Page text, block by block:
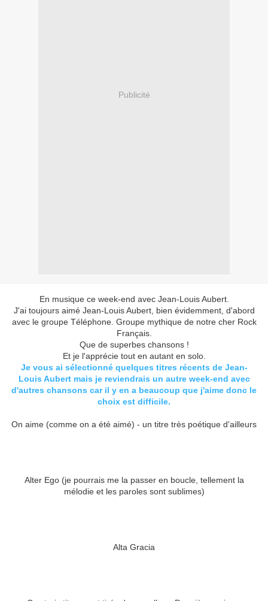
Publicité
En musique ce week-end avec Jean-Louis Aubert.
J'ai toujours aimé Jean-Louis Aubert, bien évidemment, d'abord
avec le groupe Téléphone. Groupe mythique de notre cher Rock
Français.
Que de superbes chansons !
Et je l'apprécie tout en autant en solo.
Je vous ai sélectionné quelques titres récents de Jean-
Louis Aubert mais je reviendrais un autre week-end avec
d'autres chansons car il y en a beaucoup que j'aime donc le
choix est difficile.
On aime (comme on a été aimé) - un titre très poétique d'ailleurs
Alter Ego (je pourrais me la passer en boucle, tellement la
mélodie et les paroles sont sublimes)
Alta Gracia